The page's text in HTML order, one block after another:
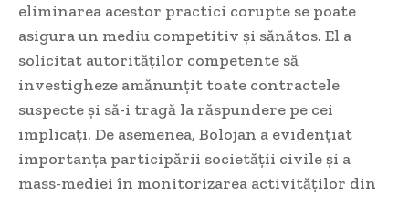
eliminarea acestor practici corupte se poate
asigura un mediu competitiv și sănătos. El a
solicitat autorităților competente să
investigheze amănunțit toate contractele
suspecte și să-i tragă la răspundere pe cei
implicați. De asemenea, Bolojan a evidențiat
importanța participării societății civile și a
mass-mediei în monitorizarea activităților din